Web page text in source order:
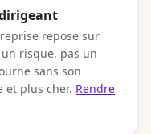
repose sur
risque, pas un
sans son
et plus cher. Rendre